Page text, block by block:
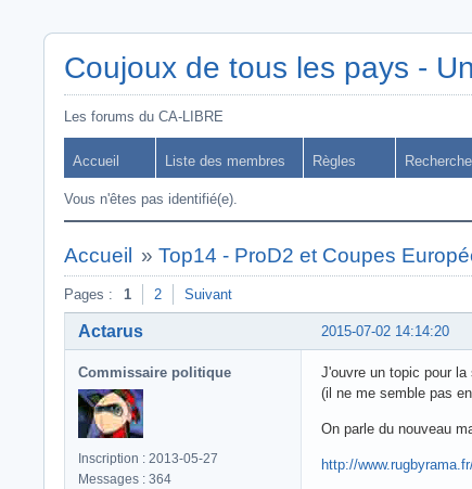
Coujoux de tous les pays -
Les forums du CA-LIBRE
Accueil Liste des membres Règles Recherche
Vous n'êtes pas identifié(e).
Accueil » Top14 - ProD2 et Coupes
Pages : 1 2 Suivant
2015-07-02 14:14:20
Actarus
Commissaire politique
Inscription : 2013-05-27
Messages : 364
J'ouvre un topic pour
(il ne me semble pas
On parle du nouveau
http://